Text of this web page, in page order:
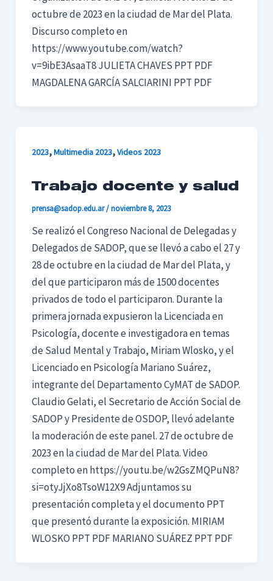
octubre de 2023 en la ciudad de Mar del Plata.
Discurso completo en
https://www.youtube.com/watch?
v=9ibE3AsaaT8 JULIETA CHAVES PPT PDF
MAGDALENA GARCÍA SALCIARINI PPT PDF
2023,Multimedia 2023,Videos 2023
Trabajo docente y salud
prensa@sadop.edu.ar/noviembre 8, 2023
Se realizó el Congreso Nacional de Delegadas y
Delegados de SADOP, que se llevó a cabo el 27 y
28 de octubre en la ciudad de Mar del Plata, y
del que participaron más de 1500 docentes
privados de todo el participaron. Durante la
primera jornada expusieron la Licenciada en
Psicología, docente e investigadora en temas
de Salud Mental y Trabajo, Miriam Wlosko, y el
Licenciado en Psicología Mariano Suárez,
integrante del Departamento CyMAT de SADOP.
Claudio Gelati, el Secretario de Acción Social de
SADOP y Presidente de OSDOP, llevó adelante
la moderación de este panel. 27 de octubre de
2023 en la ciudad de Mar del Plata. Video
completo en https://youtu.be/w2GsZMQPuN8?
si=otyJjXo8TsoW12X9 Adjuntamos su
presentación completa y el documento PPT
que presentó durante la exposición. MIRIAM
WLOSKO PPT PDF MARIANO SUÁREZ PPT PDF